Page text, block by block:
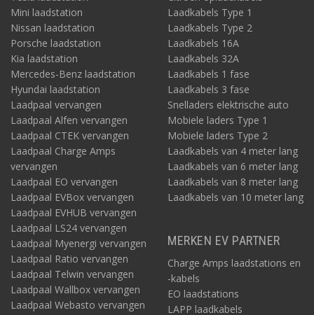
Mini laadstation
Nissan laadstation
Porsche laadstation
Kia laadstation
Mercedes-Benz laadstation
Hyundai laadstation
Laadpaal vervangen
Laadpaal Alfen vervangen
Laadpaal CTEK vervangen
Laadpaal Charge Amps
vervangen
Laadpaal EO vervangen
Laadpaal EVBox vervangen
Laadpaal EVHUB vervangen
Laadpaal LS24 vervangen
Laadpaal Myenergi vervangen
Laadpaal Ratio vervangen
Laadpaal Telwin vervangen
Laadpaal Wallbox vervangen
Laadpaal Webasto vervangen
Laadkabels Type 1
Laadkabels Type 2
Laadkabels 16A
Laadkabels 32A
Laadkabels 1 fase
Laadkabels 3 fase
Snelladers elektrische auto
Mobiele laders Type 1
Mobiele laders Type 2
Laadkabels van 4 meter lang
Laadkabels van 6 meter lang
Laadkabels van 8 meter lang
Laadkabels van 10 meter lang
MERKEN EV PARTNER
Charge Amps laadstations en
-kabels
EO laadstations
LAPP laadkabels